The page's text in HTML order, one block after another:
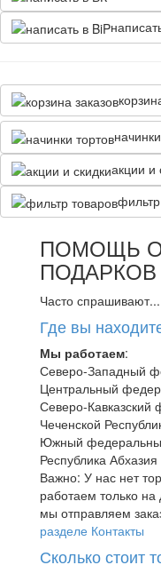
акции и
ПОМОЩЬ
ПОДАРКОВ
Часто спрашивают...
Где вы
Мы работаем:
Северо-Западный
Центральный
Северо-Кавказский
Чеченской
Южный
Республика Абхазия
Важно: У нас нет
работаем только на
мы отправляем
разделе Контакты
Сколько стоит